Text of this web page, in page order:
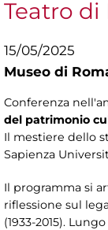
Teatro di
15/05/2025
Museo di
Conferenza
del patrimonio
Il mestiere dello
Sapienza
Il programma si
riflessione sul
(1933-2015).